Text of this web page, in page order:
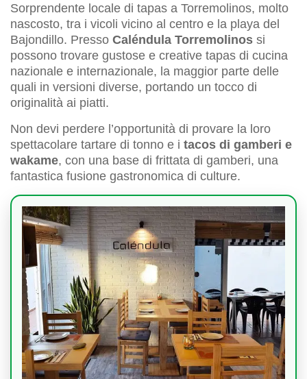
Sorprendente locale di tapas a Torremolinos, molto
nascosto, tra i vicoli vicino al centro e la playa del
Bajondillo. Presso Caléndula Torremolinos si
possono trovare gustose e creative tapas di cucina
nazionale e internazionale, la maggior parte delle
quali in versioni diverse, portando un tocco di
originalità ai piatti.
Non devi perdere l’opportunità di provare la loro
spettacolare tartare di tonno e i tacos di gamberi e
wakame, con una base di frittata di gamberi, una
fantastica fusione gastronomica di culture.